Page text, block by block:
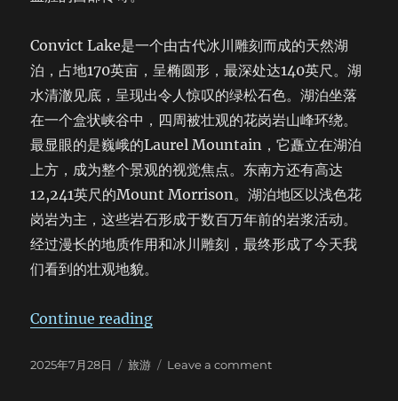
Convict Lake是一个由古代冰川雕刻而成的天然湖
泊，占地170英亩，呈椭圆形，最深处达140英尺。湖
水清澈见底，呈现出令人惊叹的绿松石色。湖泊坐落
在一个盒状峡谷中，四周被壮观的花岗岩山峰环绕。
最显眼的是巍峨的Laurel Mountain，它矗立在湖泊
上方，成为整个景观的视觉焦点。东南方还有高达
12,241英尺的Mount Morrison。湖泊地区以浅色花
岗岩为主，这些岩石形成于数百万年前的岩浆活动。
经过漫长的地质作用和冰川雕刻，最终形成了今天我
们看到的壮观地貌。
Continue reading“Convict Lake”
Posted
2025年7月28日 Categories
旅游 Leave a commenton